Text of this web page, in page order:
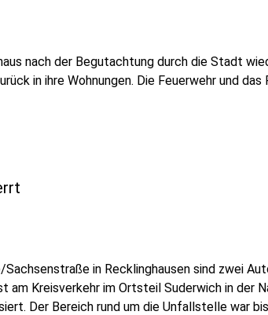
nach der Begutachtung durch die Stadt
in ihre Wohnungen. Die Feuerwehr und das
in Recklinghausen sind zwei
am Kreisverkehr im Ortsteil Suderwich in der
Der Bereich rund um die Unfallstelle war